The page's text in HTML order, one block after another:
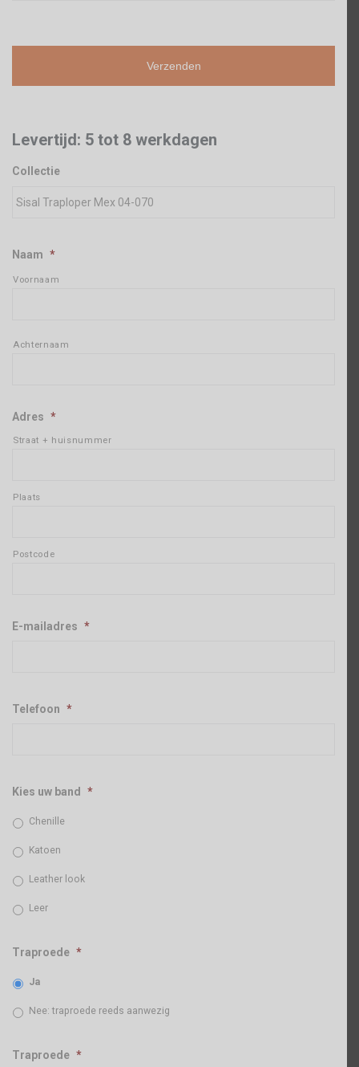
Levertijd: 5 tot 8 werkdagen
Collectie
Naam *
Voornaam
Achternaam
Adres *
Straat + huisnummer
Plaats
Postcode
E-mailadres *
Telefoon *
Kies uw band *
Chenille
Katoen
Leather look
Leer
Traproede *
Ja
Nee: traproede reeds aanwezig
Traproede *